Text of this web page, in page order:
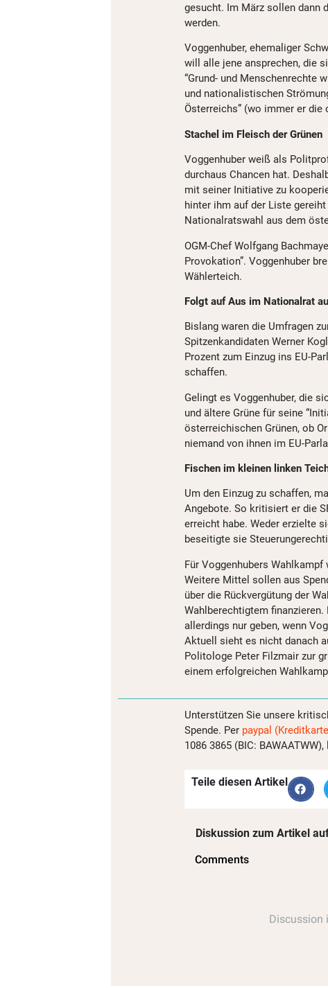
gesucht. Im März sollen dann
werden.
Voggenhuber, ehemaliger
will alle jene ansprechen, die
“Grund- und Menschenrechte
und nationalistischen
Österreichs” (wo immer er die
Stachel im Fleisch der Grünen
Voggenhuber weiß als
durchaus Chancen hat.
mit seiner Initiative zu
hinter ihm auf der Liste
Nationalratswahl aus dem
OGM-Chef Wolfgang
Provokation”. Voggenhuber
Wählerteich.
Folgt auf Aus im Nationalrat
Bislang waren die Umfragen
Spitzenkandidaten Werner
Prozent zum Einzug ins EU-
schaffen.
Gelingt es Voggenhuber, die
und ältere Grüne für seine
österreichischen Grünen, ob
niemand von ihnen im EU-
Fischen im kleinen linken
Um den Einzug zu schaffen,
Angebote. So kritisiert er die
erreicht habe. Weder erzielte
beseitigte sie
Für Voggenhubers
Weitere Mittel sollen aus
über die Rückvergütung der
Wahlberechtigtem
allerdings nur geben, wenn
Aktuell sieht es nicht danach
Politologe Peter Filzmair zur
einem erfolgreichen
Unterstützen Sie unsere
Spende. Per paypal
1086 3865 (BIC:
Teile diesen Artikel
Diskussion zum Artikel